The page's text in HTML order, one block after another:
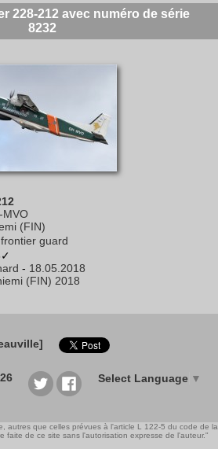
228-212 avec numéro de série
8232
MVO
(FIN)
guard
- 18.05.2018
(FIN) 2018
Select Language ▼
autres que celles prévues à l'article L 122-5 du code de la
faite de ce site sans l'autorisation expresse de l'auteur."